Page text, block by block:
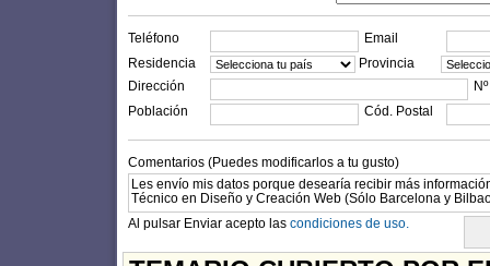
Teléfono
Email
Residencia
Provincia
Dirección
Nº
Población
Cód. Postal
Comentarios (Puedes modificarlos a tu gusto)
Al pulsar Enviar acepto las condiciones de uso.